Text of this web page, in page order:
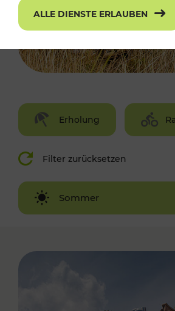
Erholung
Filter zurücksetzen
Sommer
Winter
ALLE DIENSTE ERLAUBEN